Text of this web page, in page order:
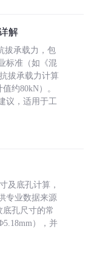
解
拔承载力，包
标准（如《混
拔承载力计算
约80kN）。
议，适用于工
及底孔计算，
专业数据来源
底孔尺寸的常
），并